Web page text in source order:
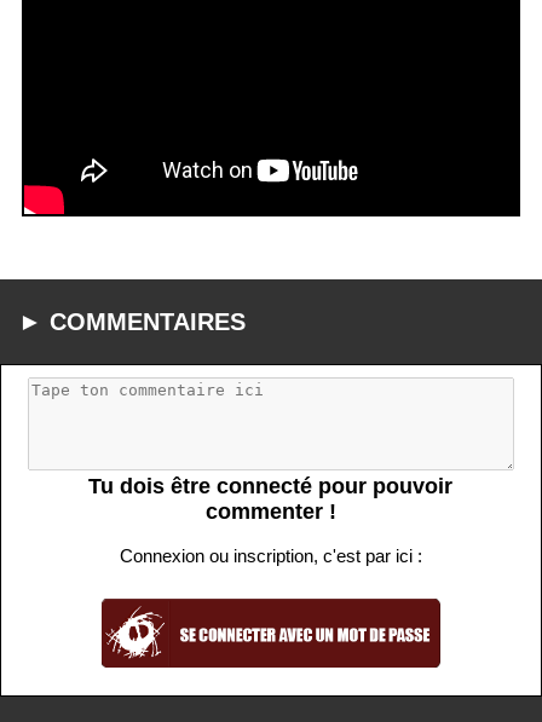
► COMMENTAIRES
Tu dois être connecté pour pouvoir
commenter !
Connexion ou inscription, c'est par ici :